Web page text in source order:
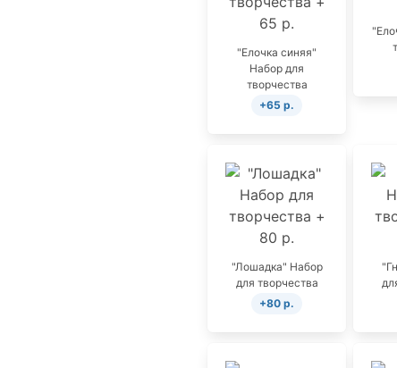
"Елочка синяя"
Набор для
творчества
+65 р.
"Лошадка" Набор
для творчества
+80 р.